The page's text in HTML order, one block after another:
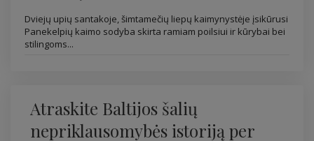
Dviejų upių santakoje, šimtamečių liepų kaimynystėje įsikūrusi
Panekelpių kaimo sodyba skirta ramiam poilsiui ir kūrybai bei
stilingoms...
Atraskite Baltijos šalių
nepriklausomybės istoriją per